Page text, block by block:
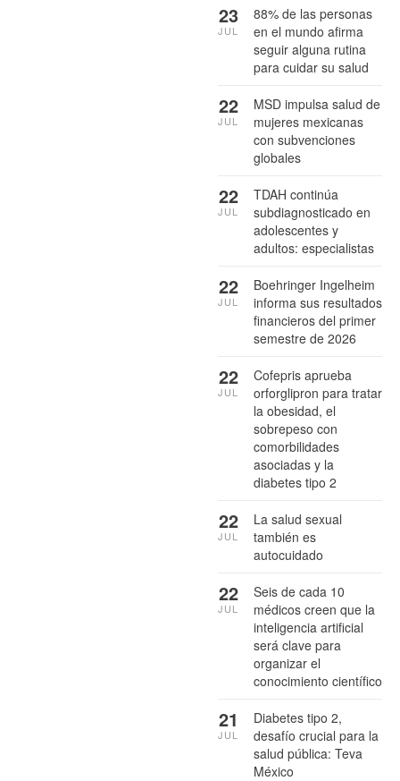
88% de las personas
en el mundo afirma
seguir alguna rutina
para cuidar su salud
23
JUL
MSD impulsa salud de
mujeres mexicanas
con subvenciones
globales
22
JUL
TDAH continúa
subdiagnosticado en
adolescentes y
adultos: especialistas
22
JUL
Boehringer Ingelheim
informa sus resultados
financieros del primer
semestre de 2026
22
JUL
Cofepris aprueba
orforglipron para tratar
la obesidad, el
sobrepeso con
comorbilidades
asociadas y la
diabetes tipo 2
22
JUL
La salud sexual
también es
autocuidado
22
JUL
Seis de cada 10
médicos creen que la
inteligencia artificial
será clave para
organizar el
conocimiento científico
22
JUL
Diabetes tipo 2,
desafío crucial para la
salud pública: Teva
México
21
JUL